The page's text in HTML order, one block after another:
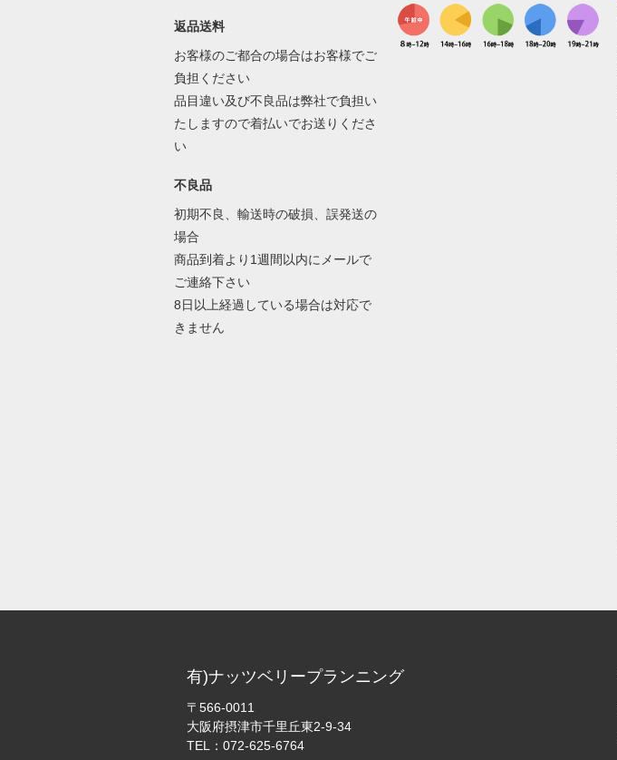
返品送料
お客様のご都合の場合はお客様でご
負担ください
品目違い及び不良品は弊社で負担い
たしますので着払いでお送りくださ
い
不良品
初期不良、輸送時の破損、誤発送の
場合
商品到着より1週間以内にメールで
ご連絡下さい
8日以上経過している場合は対応で
きません
有)ナッツベリープランニング
〒566-0011
大阪府摂津市千里丘東2-9-34
TEL：072-625-6764